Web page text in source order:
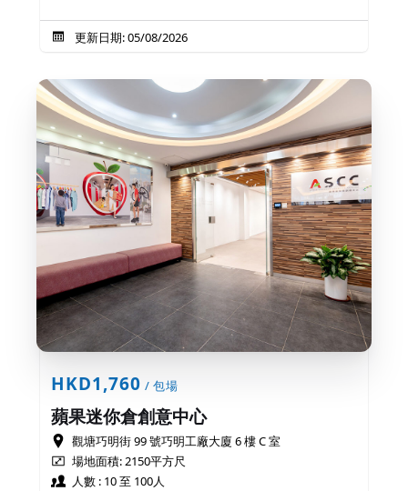
更新日期: 05/08/2026
HKD1,760 / 包場
蘋果迷你倉創意中心
觀塘巧明街 99 號巧明工廠大廈 6 樓 C 室
場地面積: 2150平方尺
人數 : 10 至 100人